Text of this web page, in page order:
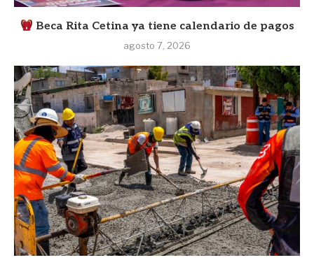
Beca Rita Cetina ya tiene calendario de pagos
agosto 7, 2026